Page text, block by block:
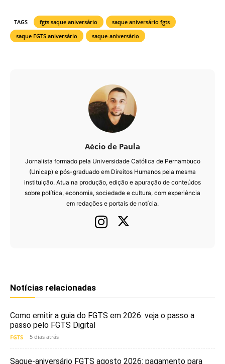
TAGS fgts saque aniversário
saque aniversário fgts
saque FGTS aniversário
saque-aniversário
Aécio de Paula
Jornalista formado pela Universidade Católica de Pernambuco
(Unicap) e pós-graduado em Direitos Humanos pela mesma
instituição. Atua na produção, edição e apuração de conteúdos
sobre política, economia, sociedade e cultura, com experiência
em redações e portais de notícia.
Notícias relacionadas
Como emitir a guia do FGTS em 2026: veja o passo a
passo pelo FGTS Digital
FGTS 5 dias atrás
Saque-aniversário FGTS agosto 2026: pagamento para